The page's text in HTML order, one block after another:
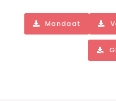
Mandaat